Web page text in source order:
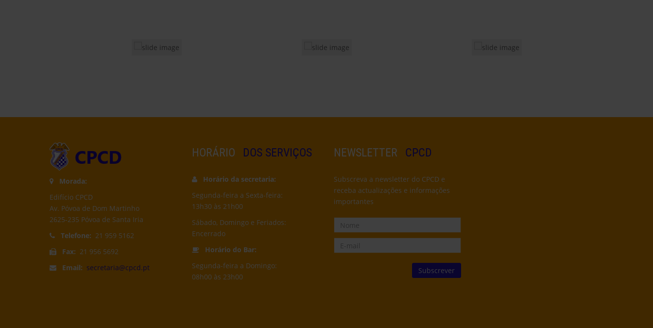
Morada:
Edifício CPCD
Av. Póvoa de Dom Martinho
2625-235 Póvoa de Santa Iria
Telefone: 21 959 5162
Fax: 21 956 5692
Email: secretaria@cpcd.pt
HORÁRIO DOS SERVIÇOS
Horário da secretaria:
Segunda-feira a Sexta-feira:
13h30 às 21h00
Sábado, Domingo e Feriados:
Encerrado
Horário do Bar:
Segunda-feira a Domingo:
08h00 às 23h00
NEWSLETTER CPCD
Subscreva a newsletter do CPCD e
receba actualizações e informações
importantes